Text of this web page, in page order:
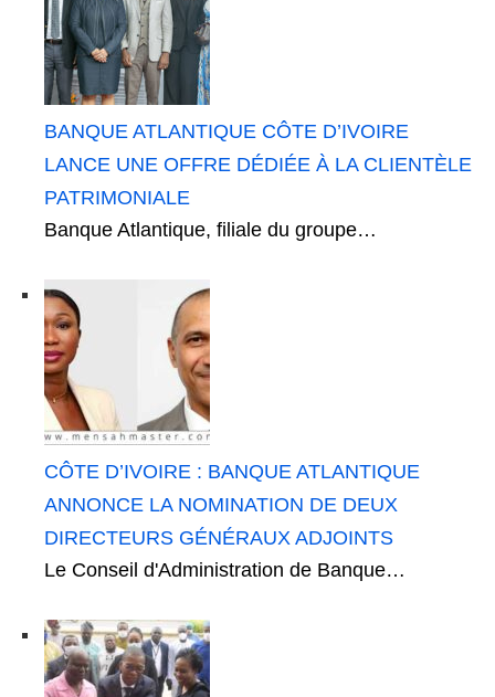
BANQUE ATLANTIQUE CÔTE D’IVOIRE
LANCE UNE OFFRE DÉDIÉE À LA CLIENTÈLE
PATRIMONIALE
Banque Atlantique, filiale du groupe…
CÔTE D’IVOIRE : BANQUE ATLANTIQUE
ANNONCE LA NOMINATION DE DEUX
DIRECTEURS GÉNÉRAUX ADJOINTS
Le Conseil d'Administration de Banque…